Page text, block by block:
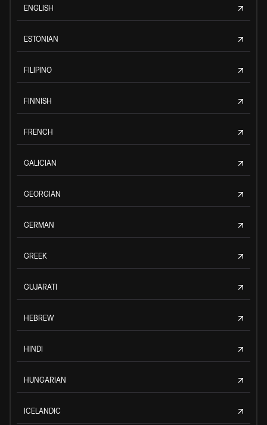
ENGLISH
ESTONIAN
FILIPINO
FINNISH
FRENCH
GALICIAN
GEORGIAN
GERMAN
GREEK
GUJARATI
HEBREW
HINDI
HUNGARIAN
ICELANDIC